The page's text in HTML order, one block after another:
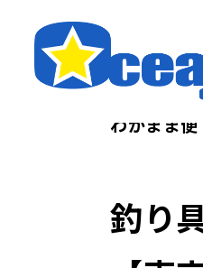
わがまま便
釣り